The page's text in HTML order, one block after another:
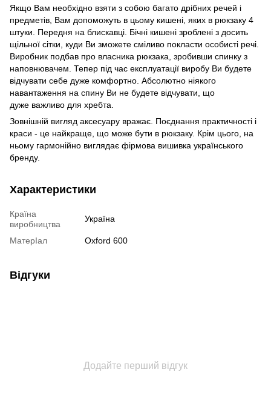
Якщо Вам необхідно взяти з собою багато дрібних речей і
предметів, Вам допоможуть в цьому кишені, яких в рюкзаку 4
штуки. Передня на блискавці. Бічні кишені зроблені з досить
щільної сітки, куди Ви зможете сміливо покласти особисті речі.
Виробник подбав про власника рюкзака, зробивши спинку з
наповнювачем. Тепер під час експлуатації виробу Ви будете
відчувати себе дуже комфортно. Абсолютно ніякого
навантаження на спину Ви не будете відчувати, що
дуже важливо для хребта.
Зовнішній вигляд аксесуару вражає. Поєднання практичності і
краси - це найкраще, що може бути в рюкзаку. Крім цього, на
ньому гармонійно виглядає фірмова вишивка українського
бренду.
Характеристики
Країна
виробництва
Україна
МатерІал Oxford 600
Відгуки
Додайте перший відгук